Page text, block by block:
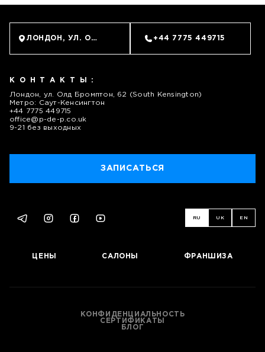
ЛОНДОН, УЛ. ОЛД БРОМПТОН, 62 (SOUTH KENSINGTON)
+44 7775 449715
КОНТАКТЫ:
Лондон, ул. Олд Бромптон, 62 (South Kensington)
Метро: Саут-Кенсингтон
+44 7775 449715
office@p-de-p.co.uk
9-21 без выходных
ЗАПИСАТЬСЯ
RU UK EN
ЦЕНЫ САЛОНЫ ФРАНШИЗА
КОНФИДЕНЦИАЛЬНОСТЬ
СЕРТИФИКАТЫ
БЛОГ